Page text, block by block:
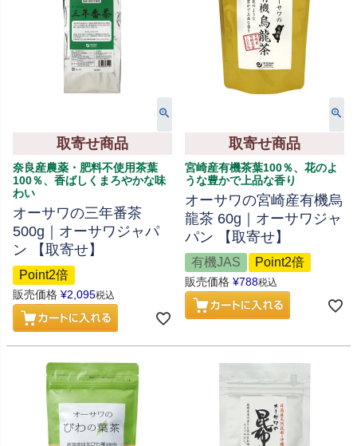
取寄せ商品
奈良産農薬・肥料不使用茶葉
100％、香ばしくまろやかな味
わい
オーサワの三年番茶
500g｜オーサワジャパ
ン 【取寄せ】
Point2倍
販売価格 ¥2,095税込
取寄せ商品
宮崎産有機茶葉100％、花のよ
うな豊かで上品な香り
オーサワの宮崎産有機烏
龍茶 60g｜オーサワジャ
パン 【取寄せ】
有機JAS Point2倍
販売価格 ¥788税込